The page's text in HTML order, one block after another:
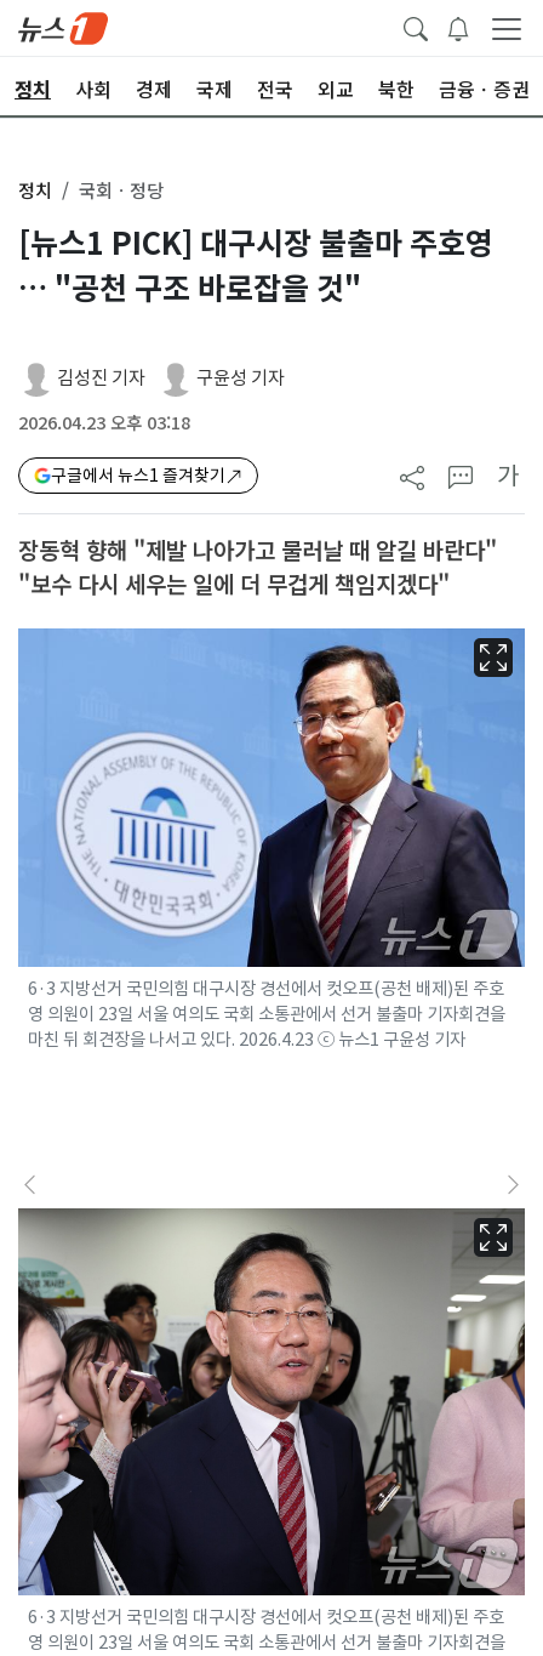
정치 사회 경제 국제 전국 외교 북한 금융ㆍ증권
정치 국회ㆍ정당
[뉴스1 PICK] 대구시장 불출마 주호영
… "공천 구조 바로잡을 것"
김성진 기자 구윤성 기자
2026.04.23 오후 03:18
구글에서 뉴스1 즐겨찾기 가
장동혁 향해 "제발 나아가고 물러날 때 알길 바란다"
"보수 다시 세우는 일에 더 무겁게 책임지겠다"
6·3 지방선거 국민의힘 대구시장 경선에서 컷오프(공천 배제)된 주호
영 의원이 23일 서울 여의도 국회 소통관에서 선거 불출마 기자회견을
마친 뒤 회견장을 나서고 있다. 2026.4.23 ⓒ 뉴스1 구윤성 기자
6·3 지방선거 국민의힘 대구시장 경선에서 컷오프(공천 배제)된 주호
영 의원이 23일 서울 여의도 국회 소통관에서 선거 불출마 기자회견을